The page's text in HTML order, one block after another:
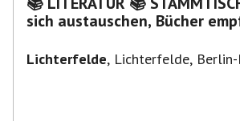
sich austauschen, Bücher
Lichterfelde, Lichterfelde,